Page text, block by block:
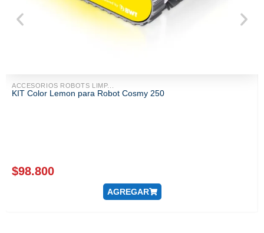
ACCESORIOS ROBOTS LIMP...
KIT Color Lemon para Robot Cosmy 250
$98.800
AGREGAR